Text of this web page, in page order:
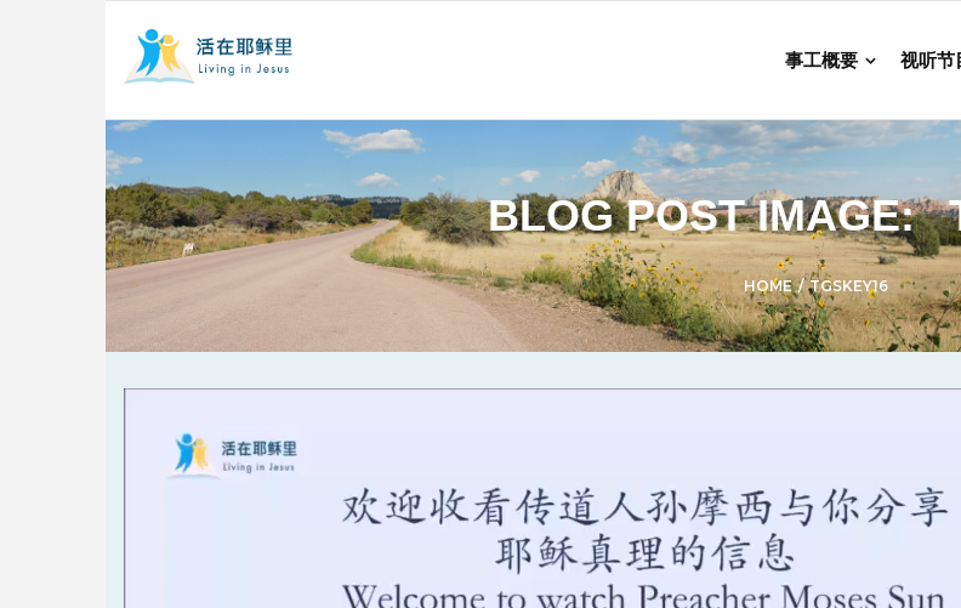
事工概要 视听节
BLOG POST IMAGE:
HOME/TGSKEY16
Player